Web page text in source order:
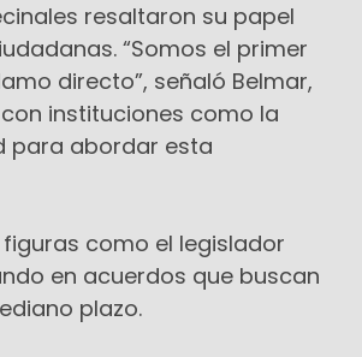
resaltaron su papel
“Somos el primer
directo”, señaló Belmar,
instituciones como la
para abordar esta
como el legislador
en acuerdos que buscan
plazo.